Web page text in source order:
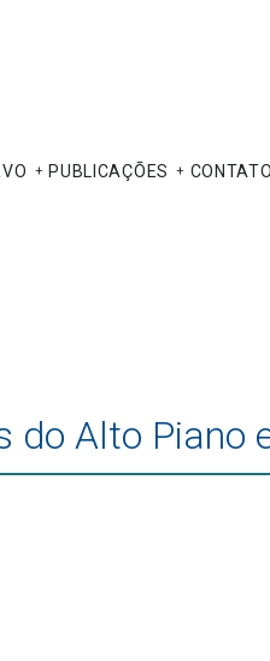
PUBLICAÇÕES CONTATO
do Alto Piano